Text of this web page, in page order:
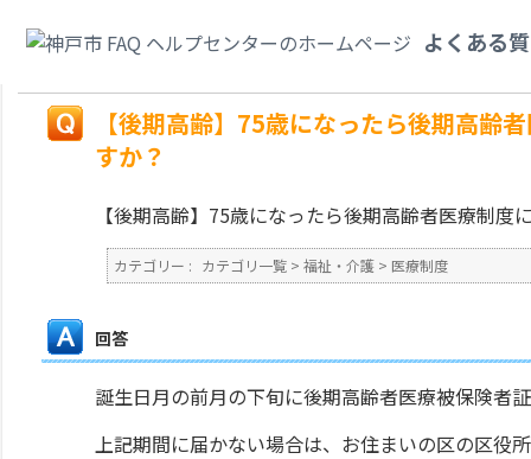
よくある
か？
【後期高齢】75歳になったら後期高齢
すか？
【後期高齢】75歳になったら後期高齢者医療制
カテゴリー : カテゴリ一覧 > 福祉・介護 > 医療制度
回答
誕生日月の前月の下旬に後期高齢者医療被保険者
上記期間に届かない場合は、お住まいの区の区役